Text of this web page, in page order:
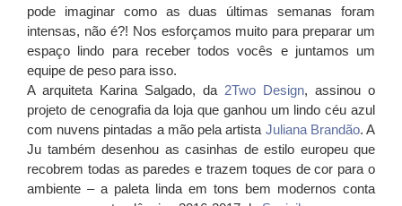
pode imaginar como as duas últimas semanas foram
intensas, não é?! Nos esforçamos muito para preparar um
espaço lindo para receber todos vocês e juntamos um
equipe de peso para isso.
A arquiteta Karina Salgado, da 2Two Design, assinou o
projeto de cenografia da loja que ganhou um lindo céu azul
com nuvens pintadas a mão pela artista Juliana Brandão. A
Ju também desenhou as casinhas de estilo europeu que
recobrem todas as paredes e trazem toques de cor para o
ambiente – a paleta linda em tons bem modernos conta